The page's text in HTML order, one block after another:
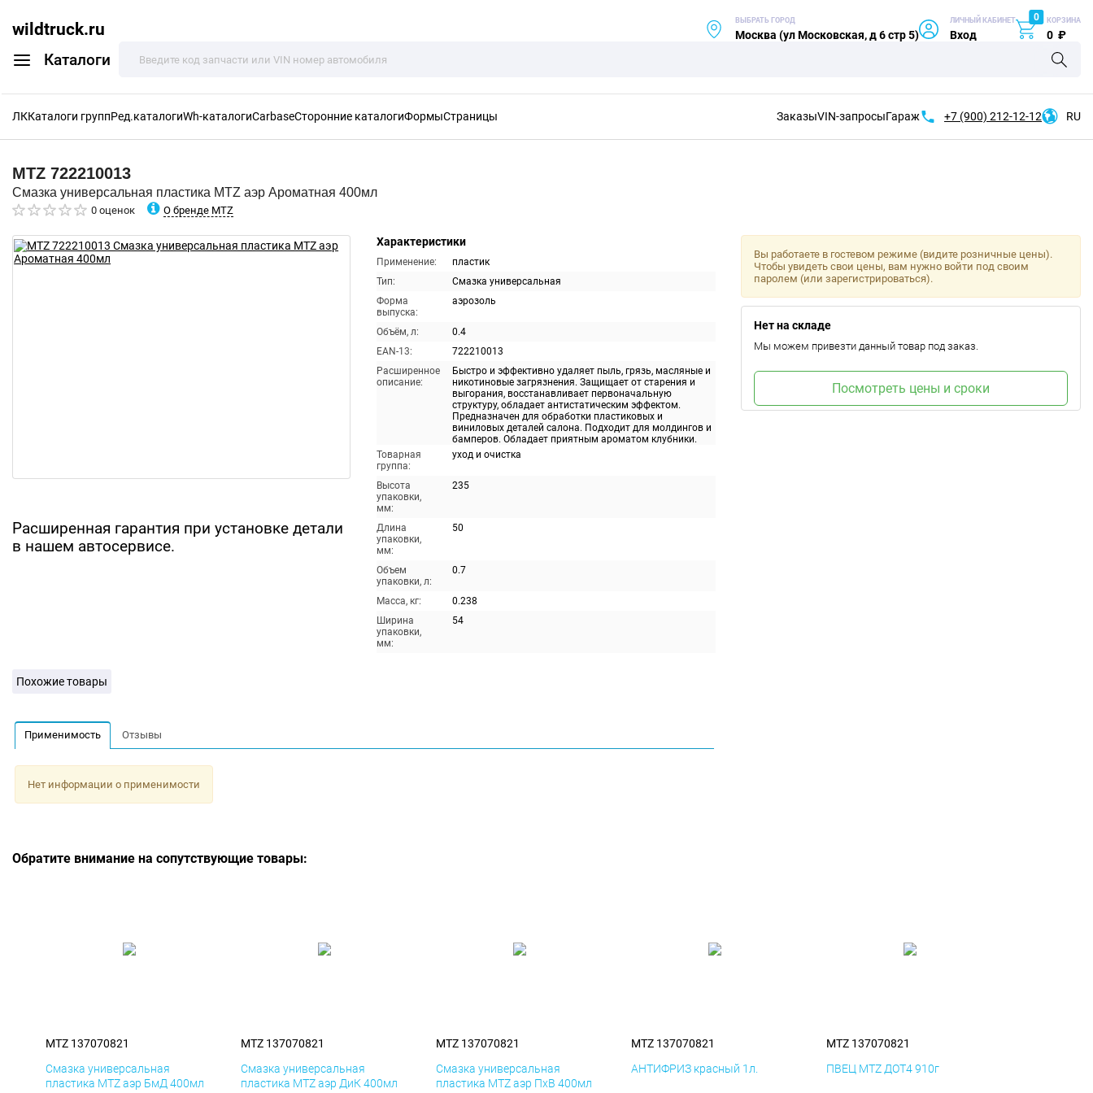
wildtruck.ru
Каталоги
ВЫБРАТЬ ГОРОД
Москва (ул Московская, д 6 стр 5)
ЛИЧНЫЙ КАБИНЕТ
Вход
0 КОРЗИНА
0 ₽
ЛККаталоги группРед.каталогиWh-каталогиCarbaseСторонние каталогиФормыСтраницы ЗаказыVIN-запросыГараж +7 (900) 212-12-12 RU
MTZ 722210013
Смазка универсальная пластика MTZ аэр Ароматная 400мл
0 оценок О бренде MTZ
Расширенная гарантия при установке детали
в нашем автосервисе.
Характеристики
Применение:
пластик
Тип:
Смазка универсальная
Форма
выпуска:
аэрозоль
Объём, л:
0.4
EAN-13:
722210013
Расширенное
описание:
Быстро и эффективно удаляет пыль, грязь, масляные и
никотиновые загрязнения. Защищает от старения и
выгорания, восстанавливает первоначальную
структуру, обладает антистатическим эффектом.
Предназначен для обработки пластиковых и
виниловых деталей салона. Подходит для молдингов и
бамперов. Обладает приятным ароматом клубники.
Товарная
группа:
уход и очистка
Высота
упаковки,
мм:
235
Длина
упаковки,
мм:
50
Объем
упаковки, л:
0.7
Масса, кг:
0.238
Ширина
упаковки,
мм:
54
Вы работаете в гостевом режиме (видите розничные цены).
Чтобы увидеть свои цены, вам нужно войти под своим
паролем (или зарегистрироваться).
Нет на складе
Мы можем привезти данный товар под заказ.
Посмотреть цены и сроки
Похожие товары
Применимость Отзывы
Нет информации о применимости
Обратите внимание на сопутствующие товары:
MTZ 137070821
Смазка универсальная
пластика MTZ аэр БмД 400мл
MTZ 137070821
Смазка универсальная
пластика MTZ аэр ДиК 400мл
MTZ 137070821
Смазка универсальная
пластика MTZ аэр ПхВ 400мл
MTZ 137070821
АНТИФРИЗ красный 1л.
MTZ 137070821
ПВЕЦ MTZ ДОТ4 910г